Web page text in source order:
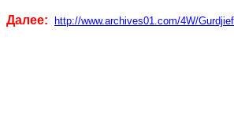
Далее: http://www.archives01.com/4W/